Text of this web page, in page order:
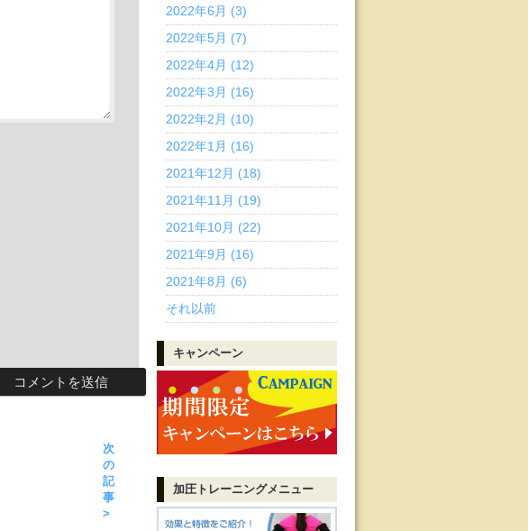
次
の
記
事
>
2022年6月 (3)
2022年5月 (7)
2022年4月 (12)
2022年3月 (16)
2022年2月 (10)
2022年1月 (16)
2021年12月 (18)
2021年11月 (19)
2021年10月 (22)
2021年9月 (16)
2021年8月 (6)
それ以前
キャンペーン
加圧トレーニングメニュー